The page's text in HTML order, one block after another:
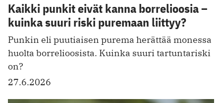
Kaikki punkit eivät kanna borrelioosia –
kuinka suuri riski puremaan liittyy?
Punkin eli puutiaisen purema herättää monessa
huolta borrelioosista. Kuinka suuri tartuntariski
on?
27.6.2026